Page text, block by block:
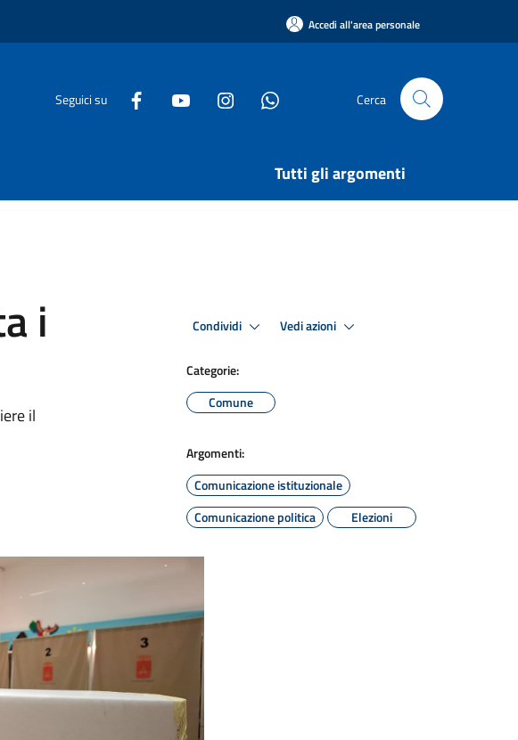
Accedi all'area personale
Seguici su Cerca
Tutti gli argomenti
i
il
Condividi Vedi azioni
Categorie:
Comune
Argomenti:
Comunicazione istituzionale
Comunicazione politica
Elezioni